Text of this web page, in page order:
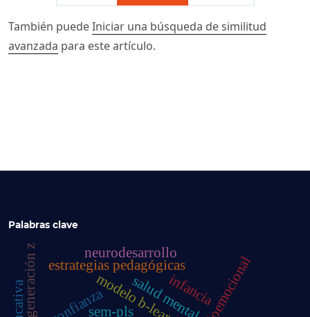
También puedeIniciar una búsqueda de similitud
avanzada para este artículo.
Palabras clave
estrategias pedagógicas
neurodesarrollo
salud mental
generación z sem-pls
infancia